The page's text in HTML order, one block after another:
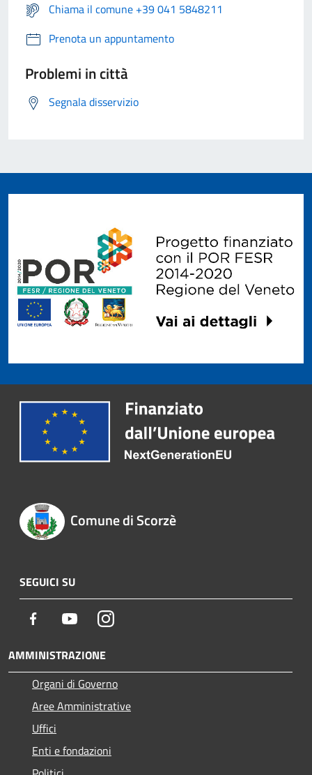
Chiama il comune +39 041 5848211
Prenota un appuntamento
Problemi in città
Segnala disservizio
Comune di Scorzè
SEGUICI SU
Facebook YoutubeInstagram
AMMINISTRAZIONE
Organi di Governo
Aree Amministrative
Uffici
Enti e fondazioni